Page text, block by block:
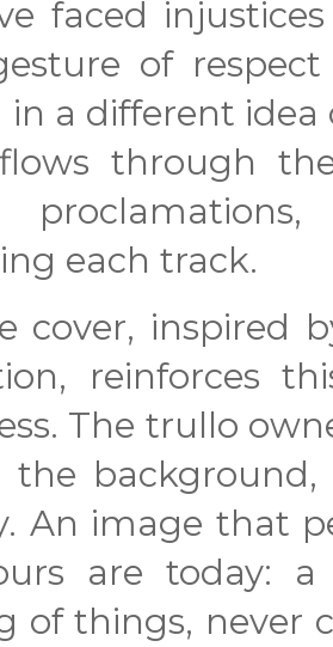
faced
of
in a different
through
each track.
cover, inspired
reinforces
The trullo
the
An image that
are today:
of things, never